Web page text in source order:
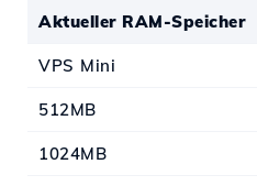
Aktueller RAM-Speicher
VPS Mini
512MB
1024MB